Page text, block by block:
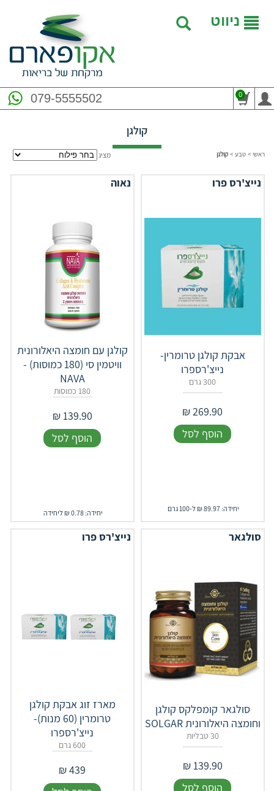
ניווט
079-5555502 0
קולגן
ראשי > טבע > קולגן מציג
נייצ'רס פרו
אבקת קולגן טרומרין-
נייצ'רספרו
300 גרם
269.90
₪
הוסף לסל
יחידה: 89.97 ₪ ל-100 גרם
נאוה
קולגן עם חומצה היאלורונית
וויטמין סי (180 כמוסות) -
NAVA
180 כמוסות
139.90
₪
הוסף לסל
יחידה: 0.78 ₪ ליחידה
סולגאר
סולגאר קומפלקס קולגן
וחומצה היאלורונית SOLGAR
30 טבליות
139.90
₪
הוסף לסל
נייצ'רס פרו
מארז זוג אבקת קולגן
טרומרין (60 מנות)-
נייצ'רספרו
600 גרם
439
₪